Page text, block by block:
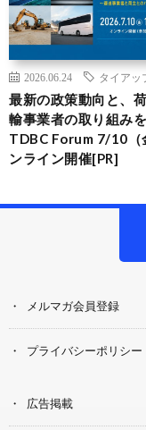
2026.06.24 タイアッ
最新の政策動向と、
輸事業者の取り組みを
TDBC Forum 7/10（
ンライン開催[PR]
メルマガ会員登録
プライバシーポリシー
広告掲載